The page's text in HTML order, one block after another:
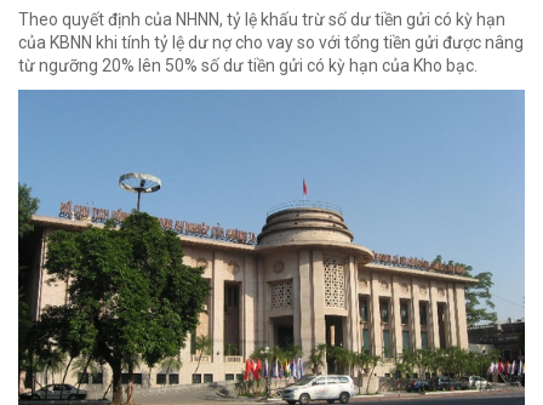
Theo quyết định của NHNN, tỷ lệ khấu trừ số dư tiền gửi có kỳ hạn
của KBNN khi tính tỷ lệ dư nợ cho vay so với tổng tiền gửi được nâng
từ ngưỡng 20% lên 50% số dư tiền gửi có kỳ hạn của Kho bạc.